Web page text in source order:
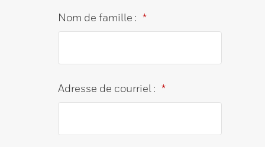
*
Nom de famille :
*
Adresse de courriel :